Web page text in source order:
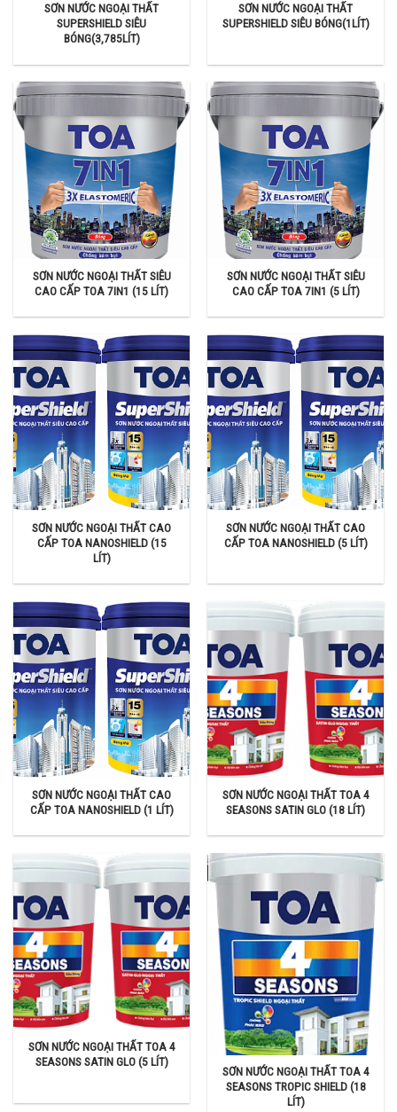
SƠN NƯỚC NGOẠI THẤT
SUPERSHIELD SIÊU
BÓNG(3,785LÍT)
SƠN NƯỚC NGOẠI THẤT
SUPERSHIELD SIÊU BÓNG(1LÍT)
SƠN NƯỚC NGOẠI THẤT SIÊU
CAO CẤP TOA 7IN1 (15 LÍT)
SƠN NƯỚC NGOẠI THẤT SIÊU
CAO CẤP TOA 7IN1 (5 LÍT)
SƠN NƯỚC NGOẠI THẤT CAO
CẤP TOA NANOSHIELD (15
LÍT)
SƠN NƯỚC NGOẠI THẤT CAO
CẤP TOA NANOSHIELD (5 LÍT)
SƠN NƯỚC NGOẠI THẤT CAO
CẤP TOA NANOSHIELD (1 LÍT)
SƠN NƯỚC NGOẠI THẤT TOA 4
SEASONS SATIN GLO (18 LÍT)
SƠN NƯỚC NGOẠI THẤT TOA 4
SEASONS SATIN GLO (5 LÍT)
SƠN NƯỚC NGOẠI THẤT TOA 4
SEASONS TROPIC SHIELD (18
LÍT)